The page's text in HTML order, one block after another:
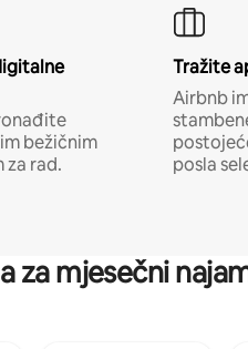
bežičnim
rad.
Tražite
Airbnb
posla
za mjesečni